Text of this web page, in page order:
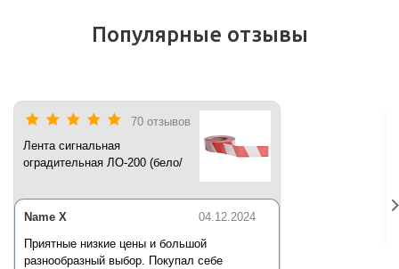
Популярные отзывы
70 отзывов
Лента сигнальная
оградительная ЛО-200 (бело/
04.12.2024
Name X
Приятные низкие цены и большой
разнообразный выбор. Покупал себе